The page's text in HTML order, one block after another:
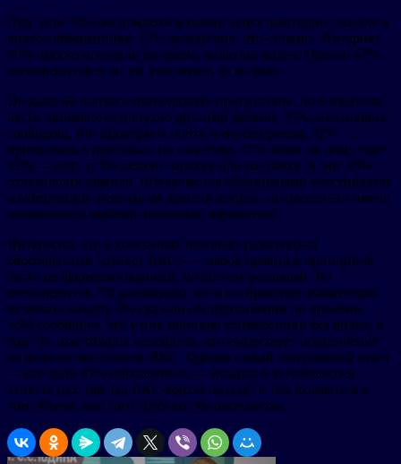
При этом 33% респондентов имеют опыт имитации участия в
видеоконференциях: 13% делали вид, что «повис» Интернет,
20% просто отходили на время, включив видео. Однако 67%
респондентов если уж участвуют, то всерьёз.
Но даже не пытаясь имитировать присутствие, пользователи
часто занимаются попутно другими делами. 37% ответивших
сообщили, что проверяют почту и мессенджеры, 32%
признались в прогулках по соцсетям, 12% ходят по дому, еще
12% — едят, и 3% делают зарядку или растяжку. А вот 36%
ответивших заявили, что являются образцовыми участниками
конференций (отвечая на данный вопрос, пользователи имели
возможность выбрать несколько вариантов).
Интересно, что в компаниях начинает развиваться
своеобразный «этикет ВКС» — набор правил и принципов,
часто не формализованный, но вполне реальный. Из
респондентов 7% рассказали, что в их практике обязательно
включать камеру, 9% сказали об ограничении по времени.
16% сообщили, что у них приняты конференции без видео, и
еще 1% ответивших сообщили, что существует ограничение
на количество сеансов ВКС. Однако самый популярный ответ
— его дали 67% опрошенных — никакого устоявшегося
этикета нет, так что ВКС-контакты идут в том формате и в
том объеме, как того требуют обстоятельства.